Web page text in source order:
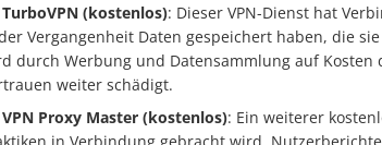
(kostenlos): Dieser VPN-Dienst hat
Vergangenheit Daten gespeichert haben, die
durch Werbung und Datensammlung auf
weiter schädigt.
Proxy Master (kostenlos): Ein weiterer
in Verbindung gebracht wird.